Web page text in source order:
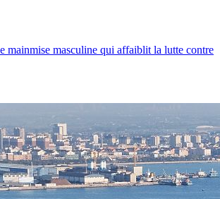
mainmise masculine qui affaiblit la lutte contre